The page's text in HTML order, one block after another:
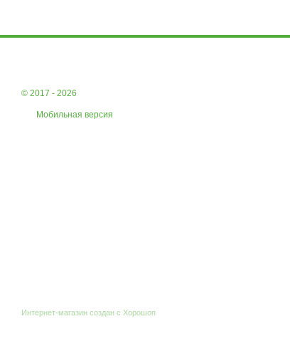
© 2017 - 2026
Мобильная версия
Интернет-магазин создан с Хорошоп